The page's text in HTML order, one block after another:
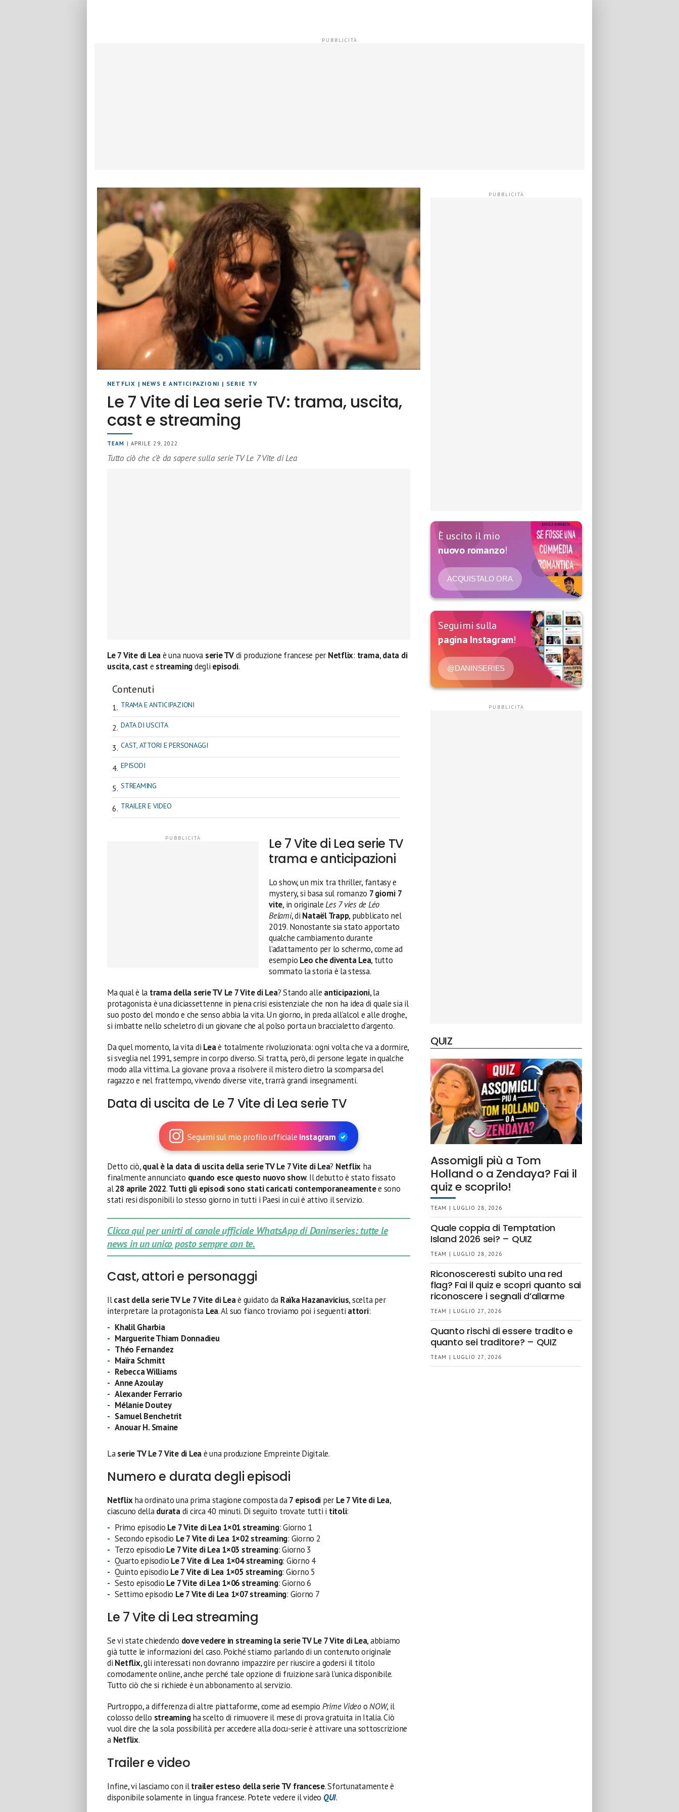
NETFLIX | NEWS E ANTICIPAZIONI | SERIE TV
Le 7 Vite di Lea serie TV: trama, uscita,
cast e streaming
TEAM | APRILE 29, 2022
Tutto ciò che c’è da sapere sulla serie TV Le 7 Vite di Lea
Le 7 Vite di Leaè una nuova serie TVdi produzione francese per Netflix: trama,data di
uscita,caste streamingdegli episodi.
Contenuti
TRAMA E ANTICIPAZIONI
DATA DI USCITA
CAST, ATTORI E PERSONAGGI
EPISODI
STREAMING
TRAILER E VIDEO
Le 7 Vite di Lea serie TV
trama e anticipazioni
Lo show, un mix tra thriller, fantasy e
mystery, si basa sul romanzo 7 giorni 7
vite, in originaleLes 7 vies de Léo
Belami, di Nataël Trapp, pubblicato nel
2019. Nonostante sia stato apportato
qualche cambiamento durante
l’adattamento per lo schermo, come ad
esempio Leo che diventa Lea, tutto
sommato la storia è la stessa.
Ma qual è la trama della serie TV Le 7 Vite di Lea? Stando alle anticipazioni, la
protagonista è una diciassettenne in piena crisi esistenziale che non ha idea di quale sia il
suo posto del mondo e che senso abbia la vita. Un giorno, in preda all’alcol e alle droghe,
si imbatte nello scheletro di un giovane che al polso porta un braccialetto d’argento.
Da quel momento, la vita di Leaè totalmente rivoluzionata: ogni volta che va a dormire,
si sveglia nel 1991, sempre in corpo diverso. Si tratta, però, di persone legate in qualche
modo alla vittima. La giovane prova a risolvere il mistero dietro la scomparsa del
ragazzo e nel frattempo, vivendo diverse vite, trarrà grandi insegnamenti.
Data di uscita de Le 7 Vite di Lea serie TV
Seguimi sul mio profilo ufficiale Instagram
Detto ciò,qual è la data di uscita della serie TV Le 7 Vite di Lea? Netflix ha
finalmente annunciato quando esce questo nuovo show. Il debutto è stato fissato
al28 aprile 2022.Tutti gli episodi sono stati caricati contemporaneamentee sono
stati resi disponibili lo stesso giorno in tutti i Paesi in cui è attivo il servizio.
Clicca qui per unirti al canale ufficiale WhatsApp di Daninseries: tutte le
news in un unico posto sempre con te.
Cast, attori e personaggi
Ilcast della serie TV Le 7 Vite di Leaè guidato da Raïka Hazanavicius, scelta per
interpretare la protagonista Lea. Al suo fianco troviamo poi i seguenti attori:
Khalil Gharbia
Marguerite Thiam Donnadieu
Théo Fernandez
Maïra Schmitt
Rebecca Williams
Anne Azoulay
Alexander Ferrario
Mélanie Doutey
Samuel Benchetrit
Anouar H. Smaine
Laserie TV Le 7 Vite di Leaè una produzione Empreinte Digitale.
Numero e durata degli episodi
Netflixha ordinato una prima stagione composta da7 episodi per Le 7 Vite di Lea,
ciascuno delladuratadi circa 40 minuti. Di seguito trovate tutti i titoli:
Primo episodio Le 7 Vite di Lea 1×01 streaming: Giorno 1
Secondo episodio Le 7 Vite di Lea 1×02 streaming: Giorno 2
Terzo episodio Le 7 Vite di Lea 1×03 streaming: Giorno 3
Quarto episodio Le 7 Vite di Lea 1×04 streaming: Giorno 4
Quinto episodio Le 7 Vite di Lea 1×05 streaming: Giorno 5
Sesto episodio Le 7 Vite di Lea 1×06 streaming: Giorno 6
Settimo episodio Le 7 Vite di Lea 1×07 streaming: Giorno 7
Le 7 Vite di Lea streaming
Se vi state chiedendo dove vedere in streaming la serie TV Le 7 Vite di Lea, abbiamo
già tutte le informazioni del caso. Poiché stiamo parlando di un contenuto originale
di Netflix, gli interessati non dovranno impazzire per riuscire a godersi il titolo
comodamente online, anche perché tale opzione di fruizione sarà l’unica disponibile.
Tutto ciò che si richiede è un abbonamento al servizio.
Purtroppo, a differenza di altre piattaforme, come ad esempio Prime VideooNOW, il
colosso dello streamingha scelto di rimuovere il mese di prova gratuita in Italia. Ciò
vuol dire che la sola possibilità per accedere alla docu-serie è attivare una sottoscrizione
a Netflix.
Trailer e video
Infine, vi lasciamo con iltrailer esteso della serie TV francese. Sfortunatamente è
disponibile solamente in lingua francese. Potete vedere il video QUI.
È uscito il mio
nuovo romanzo!
ACQUISTALO ORA
Seguimi sulla
pagina Instagram!
@DANINSERIES
QUIZ
Assomigli più a Tom
Holland o a Zendaya? Fai il
quiz e scoprilo!
TEAM | LUGLIO 28, 2026
Quale coppia di Temptation
Island 2026 sei? – QUIZ
TEAM | LUGLIO 28, 2026
Riconosceresti subito una red
flag? Fai il quiz e scopri quanto sai
riconoscere i segnali d’allarme
TEAM | LUGLIO 27, 2026
Quanto rischi di essere tradito e
quanto sei traditore? – QUIZ
TEAM | LUGLIO 27, 2026